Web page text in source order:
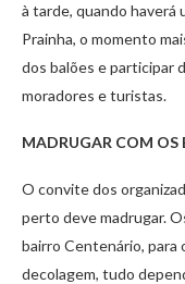
à tarde, quando haverá
Prainha, o momento
dos balões e participar
moradores e turistas.
MADRUGAR COM OS
O convite dos
perto deve madrugar.
bairro Centenário,
decolagem, tudo